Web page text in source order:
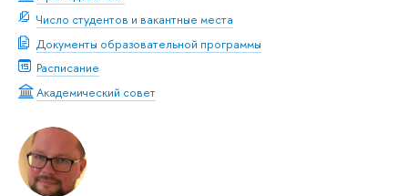
Число студентов и вакантные места
Документы образовательной программы
Расписание
Академический совет